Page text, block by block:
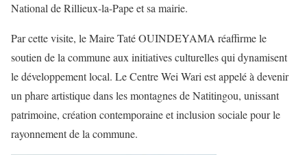
National de Rillieux-la-Pape et sa mairie.
Par cette visite, le Maire Taté OUINDEYAMA réaffirme le
soutien de la commune aux initiatives culturelles qui dynamisent
le développement local. Le Centre Wei Wari est appelé à devenir
un phare artistique dans les montagnes de Natitingou, unissant
patrimoine, création contemporaine et inclusion sociale pour le
rayonnement de la commune.